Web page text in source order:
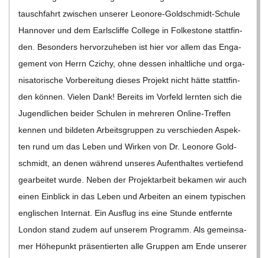
D
T
-
S
C
H
U
L
tausch­fahrt zwi­schen unse­rer Leo­­nore-Gol­d­­schmidt-Schule
Han­no­ver und dem Earls­cliffe Col­lege in Fol­kes­tone statt­fin­
den. Beson­ders her­vor­zu­he­ben ist hier vor allem das Enga­
ge­ment von Herrn Czichy, ohne des­sen inhalt­li­che und orga­
ni­sa­to­ri­sche Vor­be­rei­tung die­ses Pro­jekt nicht hätte statt­fin­
den kön­nen. Vie­len Dank! Bereits im Vor­feld lern­ten sich die
Jugend­li­chen bei­der Schu­len in meh­re­ren Online-Tre­f­­fen
ken­nen und bil­de­ten Arbeits­grup­pen zu ver­schie­den Aspek­
ten rund um das Leben und Wir­ken von Dr. Leo­nore Gold­
schmidt, an denen wäh­rend unse­res Auf­ent­hal­tes ver­tie­fend
gear­bei­tet wurde. Neben der Pro­jekt­ar­beit beka­men wir auch
einen Ein­blick in das Leben und Arbei­ten an einem typi­schen
eng­li­schen Inter­nat. Ein Aus­flug ins eine Stunde ent­fernte
Lon­don stand zudem auf unse­rem Pro­gramm. Als gemein­sa­
mer Höhe­punkt prä­sen­tier­ten alle Grup­pen am Ende unse­rer